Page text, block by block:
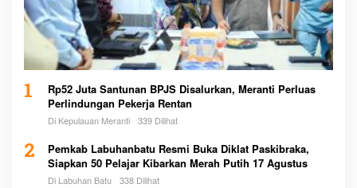
1
Rp52 Juta Santunan BPJS Disalurkan, Meranti Perluas
Perlindungan Pekerja Rentan
Di Kepulauan Meranti 339 Dilihat
2
Pemkab Labuhanbatu Resmi Buka Diklat Paskibraka,
Siapkan 50 Pelajar Kibarkan Merah Putih 17 Agustus
Di Labuhan Batu 338 Dilihat